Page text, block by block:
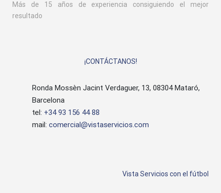
Más de 15 años de experiencia consiguiendo el mejor
resultado
¡CONTÁCTANOS!
Ronda Mossèn Jacint Verdaguer, 13, 08304 Mataró,
Barcelona
tel: +34 93 156 44 88
mail: comercial@vistaservicios.com
Vista Servicios con el fútbol